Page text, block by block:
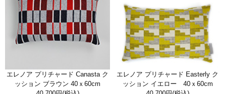
エレノア プリチャード Canasta ク
ッション ブラウン 40ｘ60cm
エレノア プリチャード Easterly ク
ッション イエロー 40ｘ60cm